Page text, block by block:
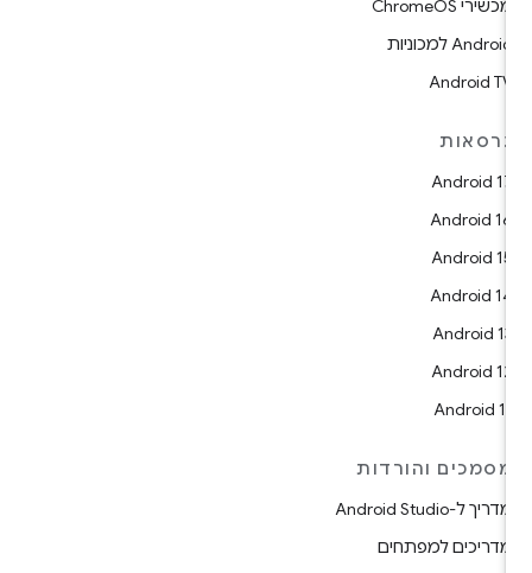
מכשירי ChromeOS
Android למכוניות
Android TV
גרסאות
Android 17
Android 16
Android 15
Android 14
Android 13
Android 12
Android 11
מסמכים והורדות
מדריך ל-Android Studio
מדריכים למפתחים